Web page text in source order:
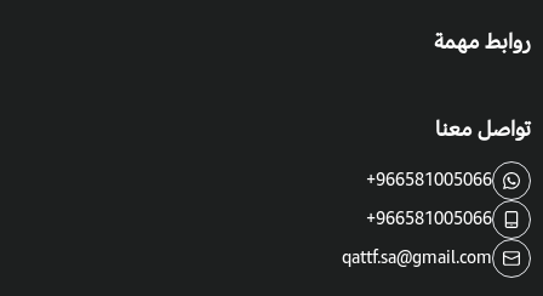
روابط مهمة
تواصل معنا
+966581005066
+966581005066
qattf.sa@gmail.com